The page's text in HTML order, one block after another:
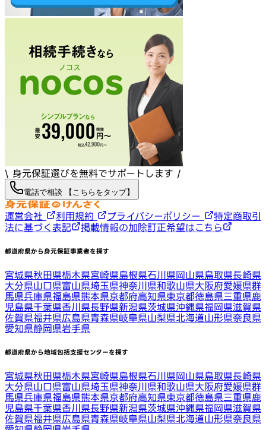
\ 身元保証選びを無料でサポートします /
電話で相談 【こちらをタップ】
運営会社 利用規約 プライバシーポリシー
特定商取引
法に基づく表記
掲載情報の加除訂正希望はこちら
都道府県から身元保証事業者を探す
宮城県秋田県栃木県宮崎県島根県石川県岡山県鳥取県長崎県
大分県山口県富山県埼玉県神奈川県和歌山県大阪府愛媛県群
馬県兵庫県福島県熊本県京都府高知県東京都徳島県三重県鹿
児島県千葉県香川県長野県新潟県茨城県沖縄県福岡県滋賀県
佐賀県福井県広島県青森県岐阜県山梨県北海道山形県奈良県
愛知県静岡県岩手県
都道府県から地域包括支援センターを探す
宮城県秋田県栃木県宮崎県島根県石川県岡山県鳥取県長崎県
大分県山口県富山県埼玉県神奈川県和歌山県大阪府愛媛県群
馬県兵庫県福島県熊本県京都府高知県東京都徳島県三重県鹿
児島県千葉県香川県長野県新潟県茨城県沖縄県福岡県滋賀県
佐賀県福井県広島県青森県岐阜県山梨県北海道山形県奈良県